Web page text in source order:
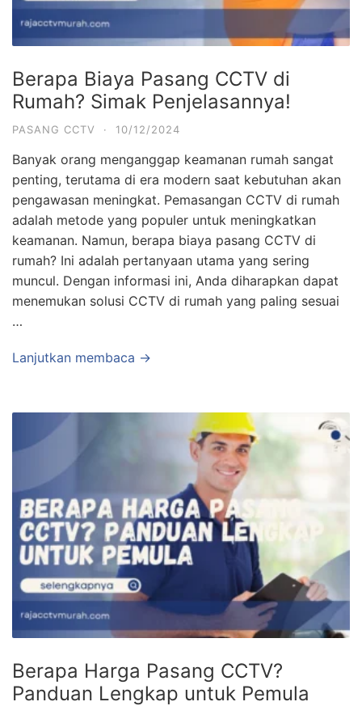
Berapa Biaya Pasang CCTV di
Rumah? Simak Penjelasannya!
PASANG CCTV · 10/12/2024
Banyak orang menganggap keamanan rumah sangat
penting, terutama di era modern saat kebutuhan akan
pengawasan meningkat. Pemasangan CCTV di rumah
adalah metode yang populer untuk meningkatkan
keamanan. Namun, berapa biaya pasang CCTV di
rumah? Ini adalah pertanyaan utama yang sering
muncul. Dengan informasi ini, Anda diharapkan dapat
menemukan solusi CCTV di rumah yang paling sesuai
…
Lanjutkan membaca →
Berapa Harga Pasang CCTV?
Panduan Lengkap untuk Pemula